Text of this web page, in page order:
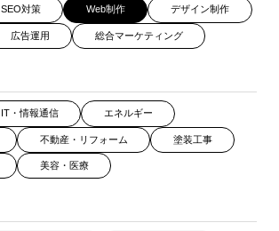
SEO対策 Web制作 デザイン制作
広告運用 総合マーケティング
IT・情報通信 エネルギー
不動産・リフォーム 塗装工事
美容・医療